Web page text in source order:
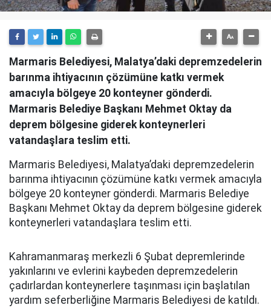
Marmaris Belediyesi, Malatya’daki depremzedelerin
barınma ihtiyacının çözümüne katkı vermek
amacıyla bölgeye 20 konteyner gönderdi.
Marmaris Belediye Başkanı Mehmet Oktay da
deprem bölgesine giderek konteynerleri
vatandaşlara teslim etti.
Marmaris Belediyesi, Malatya’daki depremzedelerin
barınma ihtiyacının çözümüne katkı vermek amacıyla
bölgeye 20 konteyner gönderdi. Marmaris Belediye
Başkanı Mehmet Oktay da deprem bölgesine giderek
konteynerleri vatandaşlara teslim etti.
Kahramanmaraş merkezli 6 Şubat depremlerinde
yakınlarını ve evlerini kaybeden depremzedelerin
çadırlardan konteynerlere taşınması için başlatılan
yardım seferberliğine Marmaris Belediyesi de katıldı.